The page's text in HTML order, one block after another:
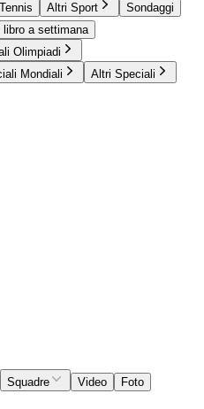
Tennis Altri Sport
Sondaggi
libro a settimana
Olimpiadi
Mondiali Altri Speciali
Squadre Video Foto